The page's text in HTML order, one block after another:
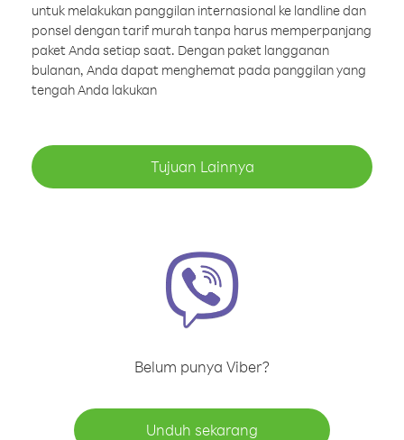
untuk melakukan panggilan internasional ke landline dan
ponsel dengan tarif murah tanpa harus memperpanjang
paket Anda setiap saat. Dengan paket langganan
bulanan, Anda dapat menghemat pada panggilan yang
tengah Anda lakukan
Tujuan Lainnya
Belum punya Viber?
Unduh sekarang